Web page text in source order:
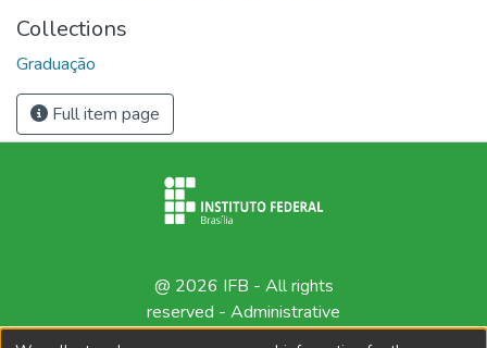
Collections
Graduação
Full item page
@ 2026 IFB - All rights
reserved - Administrative